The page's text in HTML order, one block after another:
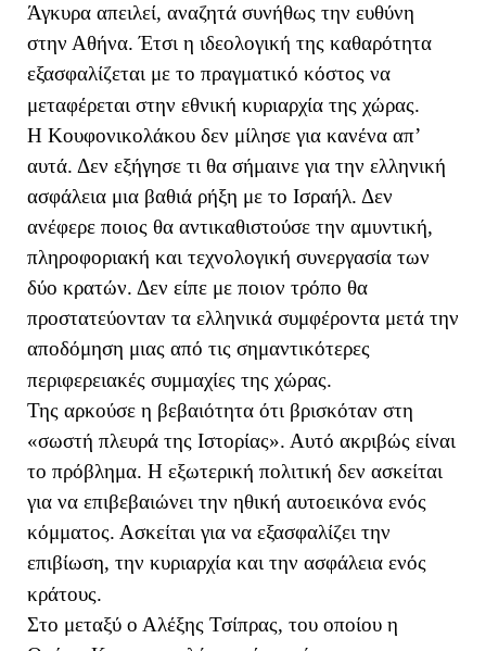
Άγκυρα απειλεί, αναζητά συνήθως την ευθύνη
στην Αθήνα. Έτσι η ιδεολογική της καθαρότητα
εξασφαλίζεται με το πραγματικό κόστος να
μεταφέρεται στην εθνική κυριαρχία της χώρας.
Η Κουφονικολάκου δεν μίλησε για κανένα απ’
αυτά. Δεν εξήγησε τι θα σήμαινε για την ελληνική
ασφάλεια μια βαθιά ρήξη με το Ισραήλ. Δεν
ανέφερε ποιος θα αντικαθιστούσε την αμυντική,
πληροφοριακή και τεχνολογική συνεργασία των
δύο κρατών. Δεν είπε με ποιον τρόπο θα
προστατεύονταν τα ελληνικά συμφέροντα μετά την
αποδόμηση μιας από τις σημαντικότερες
περιφερειακές συμμαχίες της χώρας.
Της αρκούσε η βεβαιότητα ότι βρισκόταν στη
«σωστή πλευρά της Ιστορίας». Αυτό ακριβώς είναι
το πρόβλημα. Η εξωτερική πολιτική δεν ασκείται
για να επιβεβαιώνει την ηθική αυτοεικόνα ενός
κόμματος. Ασκείται για να εξασφαλίζει την
επιβίωση, την κυριαρχία και την ασφάλεια ενός
κράτους.
Στο μεταξύ ο Αλέξης Τσίπρας, του οποίου η